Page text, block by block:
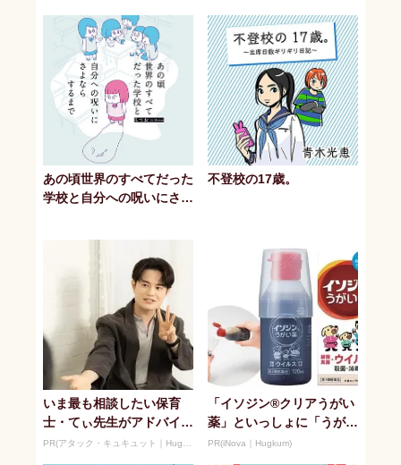
あの頃世界のすべてだった
学校と自分への呪いにさよ
不登校の17歳。
いま最も相談したい保育
士・てぃ先生がアドバイ
ス！ 子どもの“おてつだ
「イソジン®クリアうがい
薬」といっしょに「うがい
パワー」で一年中！ 健や
PR(iNova｜Hugkum)